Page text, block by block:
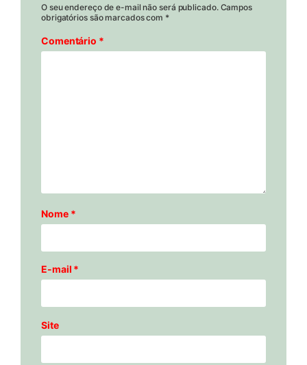
O seu endereço de e-mail não será publicado. Campos
obrigatórios são marcados com *
Comentário *
Nome *
E-mail *
Site